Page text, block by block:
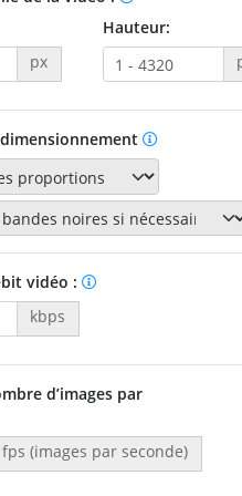
px
Hauteur:
vidéo :
kbps
d’images par
fps (images par seconde)